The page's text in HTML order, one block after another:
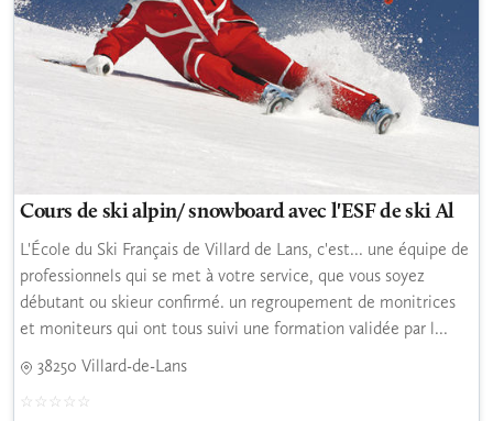
Cours de ski alpin/ snowboard avec l'ESF de ski Al
L'École du Ski Français de Villard de Lans, c'est... une équipe de
professionnels qui se met à votre service, que vous soyez
débutant ou skieur confirmé. un regroupement de monitrices
et moniteurs qui ont tous suivi une formation validée par l...
38250 Villard-de-Lans